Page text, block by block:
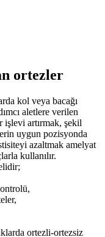
ortezler
kol veya bacağı
aletlere verilen
işlevi artırmak, şekil
uygun pozisyonda
azaltmak amelyat
kullanılır.
ortezli-ortezsiz